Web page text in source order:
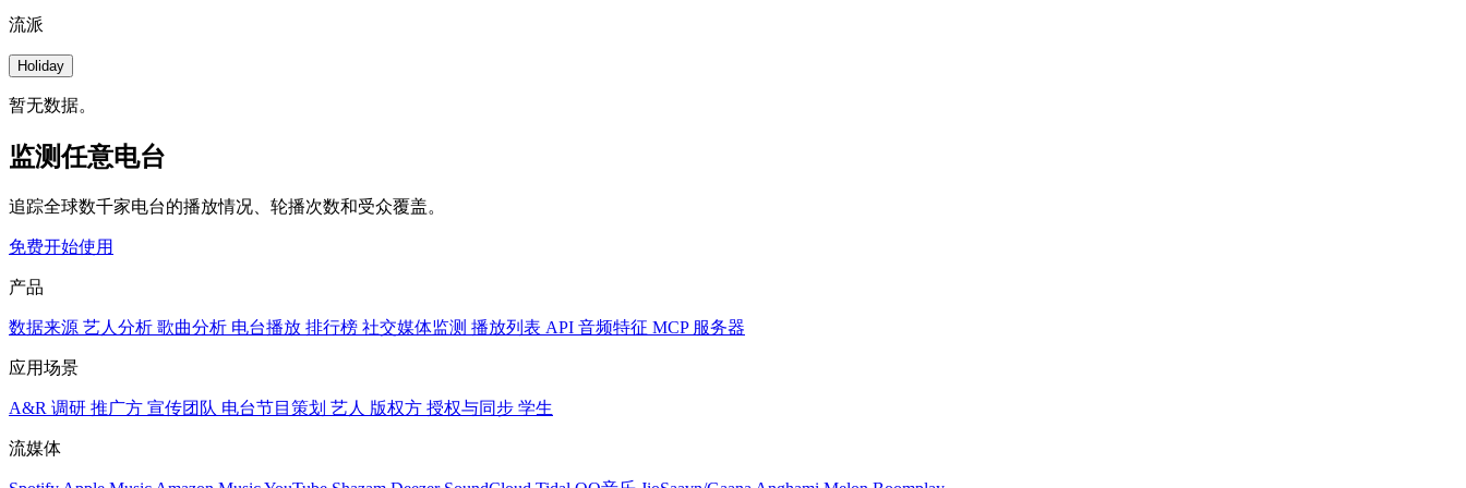
流派
Holiday
暂无数据。
监测任意电台
追踪全球数千家电台的播放情况、轮播次数和受众覆盖。
免费开始使用
产品
数据来源 艺人分析 歌曲分析 电台播放 排行榜 社交媒体监测 播放列表 API 音频特征 MCP 服务器
应用场景
A&R 调研 推广方 宣传团队 电台节目策划 艺人 版权方 授权与同步 学生
流媒体